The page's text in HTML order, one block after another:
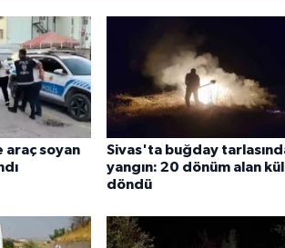
araç soyan
Sivas'ta buğday
yangın: 20 dönüm alan
döndü